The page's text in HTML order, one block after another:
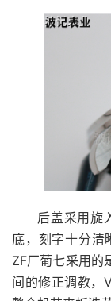
后盖采用旋
底，刻字十分清
ZF厂葡七采用的
间的修正调教，